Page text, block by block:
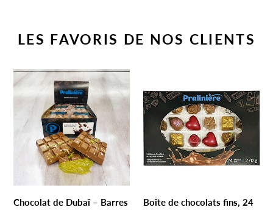
LES FAVORIS DE NOS CLIENTS
Chocolat de Dubaï – Barres artisanales aux pistaches et
Chocolat de Dubaï – Barres
Boîte de chocolats fins, 24